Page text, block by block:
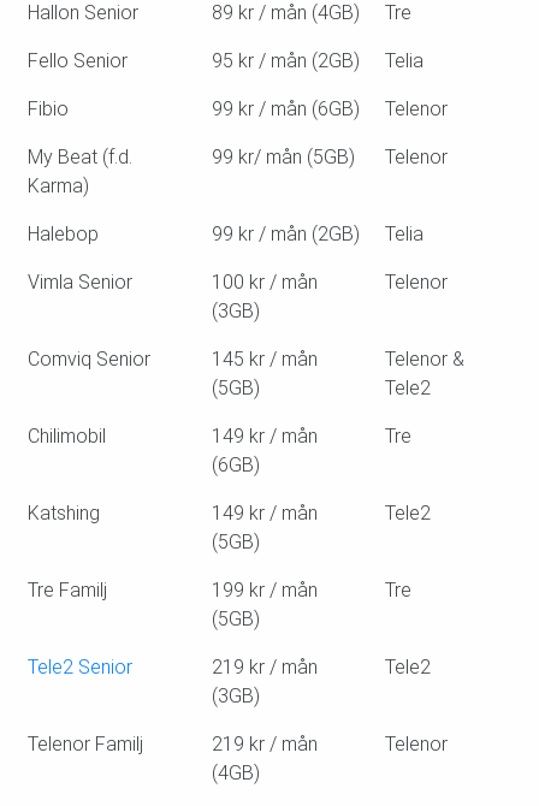
Hallon Senior 89 kr / mån (4GB) Tre
Fello Senior 95 kr / mån (2GB) Telia
Fibio 99 kr / mån (6GB) Telenor
My Beat (f.d.
Karma)
99 kr/ mån (5GB) Telenor
Halebop 99 kr / mån (2GB) Telia
Vimla Senior
100 kr / mån
(3GB)
Telenor
Comviq Senior
145 kr / mån
(5GB)
Telenor &
Tele2
Chilimobil
149 kr / mån
(6GB)
Tre
Katshing
149 kr / mån
(5GB)
Tele2
Tre Familj
199 kr / mån
(5GB)
Tre
Tele2 Senior
219 kr / mån
(3GB)
Tele2
Telenor Familj
219 kr / mån
(4GB)
Telenor